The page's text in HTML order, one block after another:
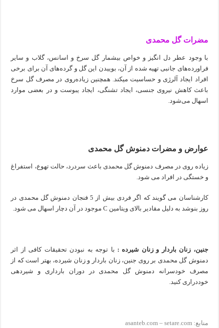
مضرات گل محمدی
با وجود عطر دل انگیز و خواص بیشمار گل سرخ و اسانس، گلاب و سایر
فراورده‌های جانبی تهیه شده از آن، بوییدن این گل و گرده‌های آن برای برخی
افراد ایجاد آلرژی و حساسیت میکند. همچنین زیاده‌روی در مصرف گل سرخ
باعث کاهش نیروی جنسی، ایجاد تشنگی، ایجاد یبوست و در بعضی موارد
اسهال می‌شود.
عوارض و مضرات دمنوش گل محمدی
زیاده روی در مصرف دمنوش گل محمدی باعث سردرد، حالت تهوع، استفراغ
و خستگی در افراد می شود.
کارشناسان می گویند که اگر فردی بیش از 5 فنجان دمنوش گل محمدی در
روز بنوشد به دلیل مقادیر بالای ویتامین C موجود در آن دچار اسهال می شود.
جنین، زنان باردار و زنان شیرده : با توجه به نبودن تحقیقات کافی از اثر
دمنوش گل محمدی بر روی جنین، زنان باردار و زنان شیرده، بهتر است که از
مصرف خودسرانه دمنوش گل محمدی در دوران بارداری و شیردهی
خوددراری کنید.
منابع: asanteb.com – setare.com